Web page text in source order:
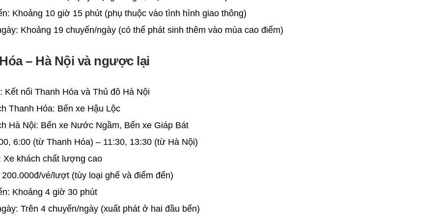
Khoảng 10 giờ 15 phút (phụ thuộc vào tình hình giao thông)
Khoảng 19 chuyến/ngày (có thể phát sinh thêm vào mùa cao điểm)
– Hà Nội và ngược lại
Kết nối Thanh Hóa và Thủ đô Hà Nội
Thanh Hóa: Bến xe Hậu Lộc
Hà Nội: Bến xe Nước Ngầm, Bến xe Giáp Bát
6:00 (từ Thanh Hóa) – 11:30, 13:30 (từ Hà Nội)
Xe khách chất lượng cao
vé/lượt (tùy loại ghế và điểm đến)
Khoảng 4 giờ 30 phút
Trên 4 chuyến/ngày (xuất phát ở hai đầu bến)